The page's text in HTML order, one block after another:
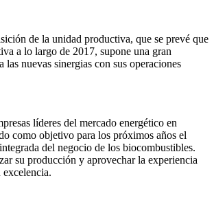
de la unidad productiva, que se prevé que
a lo largo de 2017, supone una gran
las nuevas sinergias con sus operaciones
líderes del mercado energético en
como objetivo para los próximos años el
del negocio de los biocombustibles.
su producción y aprovechar la experiencia